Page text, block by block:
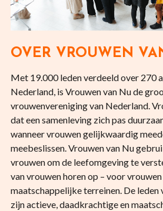
OVER VROUWEN
Met 19.000 leden verdeeld over 270
Nederland, is Vrouwen van Nu de
vrouwenvereniging van Nederland.
dat een samenleving zich pas
wanneer vrouwen gelijkwaardig
meebeslissen. Vrouwen van Nu
vrouwen om de leefomgeving te
van vrouwen horen op – voor
maatschappelijke terreinen. De leden
zijn actieve, daadkrachtige en